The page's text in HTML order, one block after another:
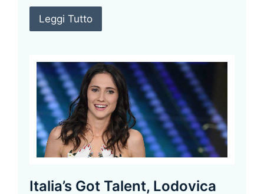
Leggi Tutto
Italia’s Got Talent, Lodovica